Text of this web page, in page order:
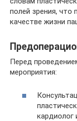
полей зрения, что
качестве жизни
Перед
мероприятия:
кардиолог